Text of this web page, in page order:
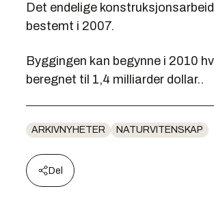
Det endelige
bestemt i 2007.
Byggingen kan begynne i 2010
beregnet til 1,4 milliarder dollar..
ARKIVNYHETER NATURVITENSKAP
Del